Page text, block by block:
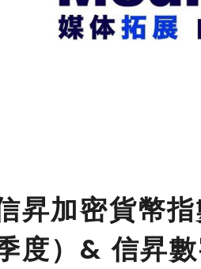
昇加密貨幣
度）& 信昇